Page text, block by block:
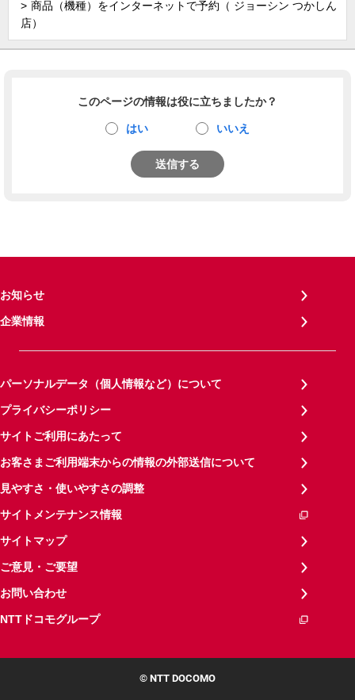
商品（機種）をインターネットで予約（ ジョーシン つかしん
店）
このページの情報は役に立ちましたか？
はい いいえ
送信する
お知らせ
企業情報
パーソナルデータ（個人情報など）について
プライバシーポリシー
サイトご利用にあたって
お客さまご利用端末からの情報の外部送信について
見やすさ・使いやすさの調整
サイトメンテナンス情報
サイトマップ
ご意見・ご要望
お問い合わせ
NTTドコモグループ
© NTT DOCOMO